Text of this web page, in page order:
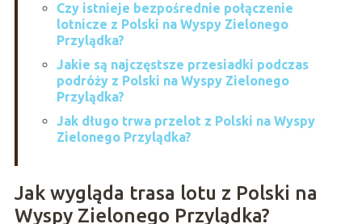
Czy istnieje bezpośrednie połączenie
lotnicze z Polski na Wyspy Zielonego
Przylądka?
Jakie są najczęstsze przesiadki podczas
podróży z Polski na Wyspy Zielonego
Przylądka?
Jak długo trwa przelot z Polski na Wyspy
Zielonego Przylądka?
Jak wygląda trasa lotu z Polski na
Wyspy Zielonego Przylądka?